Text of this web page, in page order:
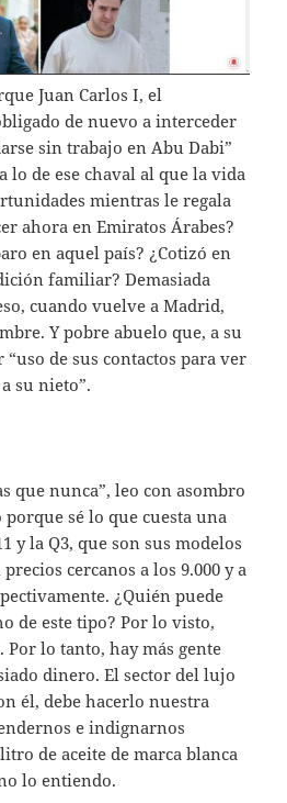
Juan Carlos I, el
de nuevo a interceder
sin trabajo en Abu Dabi”
lo de ese chaval al que la vida
mientras le regala
ahora en Emiratos Árabes?
en aquel país? ¿Cotizó en
familiar? Demasiada
cuando vuelve a Madrid,
Y pobre abuelo que, a su
“uso de sus contactos para ver
su nieto”.
que nunca”, leo con asombro
sé lo que cuesta una
y la Q3, que son sus modelos
cercanos a los 9.000 y a
¿Quién puede
de este tipo? Por lo visto,
Por lo tanto, hay más gente
dinero. El sector del lujo
él, debe hacerlo nuestra
e indignarnos
de aceite de marca blanca
lo entiendo.